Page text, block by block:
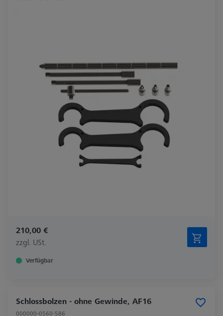
210,00 €
zzgl. USt.
Verfügbar
Schlossbolzen - ohne Gewinde, AF16
000000-0560-586